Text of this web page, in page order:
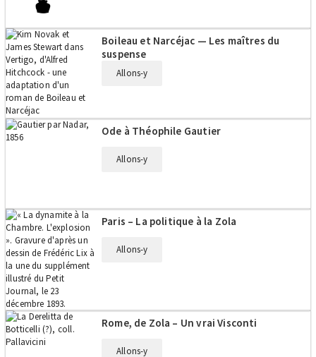
Boileau et Narcéjac — Les maîtres du
suspense
Allons-y
Ode à Théophile Gautier
Allons-y
Paris – La politique à la Zola
Allons-y
Rome, de Zola – Un vrai Visconti
Allons-y